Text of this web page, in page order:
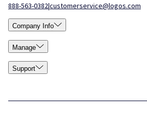
888-563-0382|customerservice@logos.com
Company Info
Manage
Support